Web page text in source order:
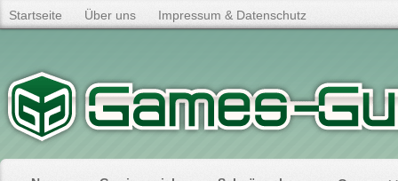
Startseite Über uns Impressum & Datenschutz